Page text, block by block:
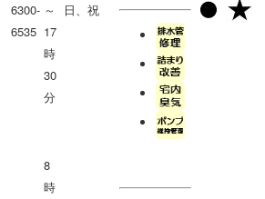
6300-
6535
～
17
時
30
分
日、祝
8
時